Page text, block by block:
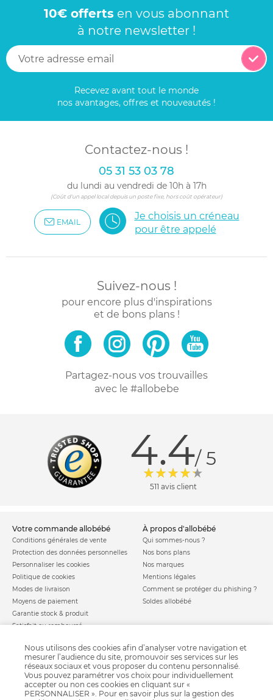
10€ offerts en vous abonnant
à notre newsletter !
Recevez avant tout le monde
nos avantages, offres et nouveautés !
Contactez-nous !
05 31 53 03 78
du lundi au vendredi de 10h à 17h
(Coût d'un appel local depuis un poste fixe, hors coût opérateur)
EMAIL
Je choisis un créneau
pour être appelé
Suivez-nous !
pour encore plus d'inspirations
et de bons plans !
Partagez-nous vos trouvailles
avec le #allobebe
4.4/ 5
511 avis client
votre commande allobébé
Conditions générales de vente
Protection des données personnelles
Personnaliser les cookies
Politique de cookies
Modes de livraison
Moyens de paiement
Garantie stock & produit
Satisfait ou remboursé
à propos d'allobébé
Qui sommes-nous ?
Nos bons plans
Nos marques
Mentions légales
Comment se protéger du phishing ?
Soldes allobébé
allobébé vous recommande
Sites et partenaires
Nos labels
Nos licences
Besoin d'aide ?
les plus d'allobébé
Liste de naissance
Infos conseils
Jeux concours
Valise de maternité
Nous utilisons des cookies afin d’analyser votre navigation et
mesurer l’audience du site, promouvoir ses services sur les
réseaux sociaux et vous proposer du contenu personnalisé.
Vous pouvez paramétrer vos choix pour individuellement
accepter ou non ces cookies en cliquant sur «
PERSONNALISER ». Pour en savoir plus sur la gestion des